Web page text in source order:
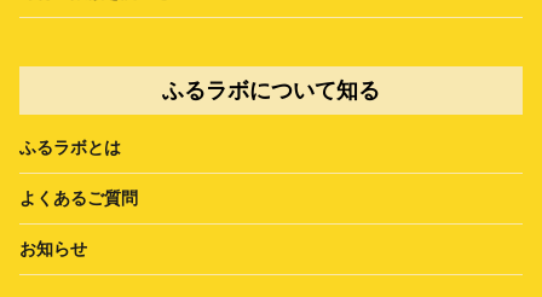
ふるラボについて知る
ふるラボとは
よくあるご質問
お知らせ